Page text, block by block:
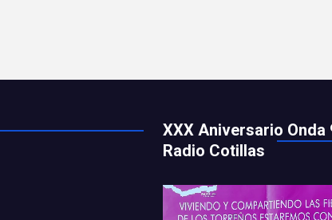
XXX Aniversario Onda
Radio Cotillas